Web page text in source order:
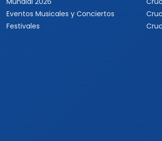
Eventos Musicales y Conciertos
Festivales